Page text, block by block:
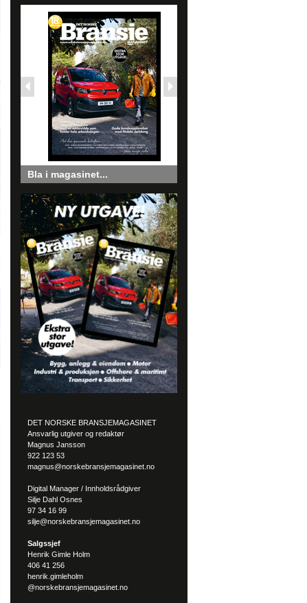
Bla i magasinet...
DET NORSKE BRANSJEMAGASINET
Ansvarlig utgiver og redaktør
Magnus Jansson
922 123 53
magnus@norskebransjemagasinet.no
Digital Manager / Innholdsrådgiver
Silje Dahl Osnes
97 34 16 99
silje@norskebransjemagasinet.no
Salgssjef
Henrik Gimle Holm
406 41 256
henrik.gimleholm
@norskebransjemagasinet.no